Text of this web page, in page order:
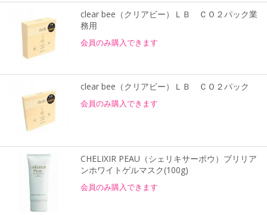
clear bee（クリアビー）ＬＢ ＣＯ２パック業
務用
会員のみ購入できます
clear bee（クリアビー）ＬＢ ＣＯ２パック
会員のみ購入できます
CHELIXIR PEAU（シェリキサーポウ）ブリリア
ンホワイトゲルマスク(100g)
会員のみ購入できます